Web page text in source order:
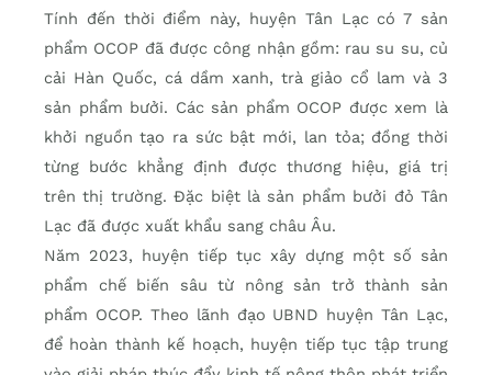
Tính đến thời điểm này, huyện Tân Lạc có 7 sản
phẩm OCOP đã được công nhận gồm: rau su su, củ
cải Hàn Quốc, cá dầm xanh, trà giảo cổ lam và 3
sản phẩm bưởi. Các sản phẩm OCOP được xem là
khởi nguồn tạo ra sức bật mới, lan tỏa; đồng thời
từng bước khẳng định được thương hiệu, giá trị
trên thị trường. Đặc biệt là sản phẩm bưởi đỏ Tân
Lạc đã được xuất khẩu sang châu Âu.
Năm 2023, huyện tiếp tục xây dựng một số sản
phẩm chế biến sâu từ nông sản trở thành sản
phẩm OCOP. Theo lãnh đạo UBND huyện Tân Lạc,
để hoàn thành kế hoạch, huyện tiếp tục tập trung